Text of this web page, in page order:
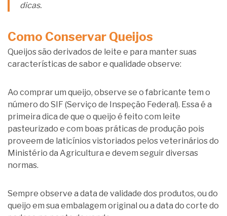
dicas.
Como Conservar Queijos
Queijos são derivados de leite e para manter suas
características de sabor e qualidade observe:
Ao comprar um queijo, observe se o fabricante tem o
número do SIF (Serviço de Inspeção Federal). Essa é a
primeira dica de que o queijo é feito com leite
pasteurizado e com boas práticas de produção pois
proveem de laticínios vistoriados pelos veterinários do
Ministério da Agricultura e devem seguir diversas
normas.
Sempre observe a data de validade dos produtos, ou do
queijo em sua embalagem original ou a data do corte do